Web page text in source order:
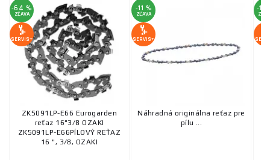
-64 %
ZĽAVA
SERVIS+
ZK5091LP-E66 Eurogarden
reťaz 16"3/8 OZAKI
ZK5091LP-E66PÍLOVÝ REŤAZ
16 ", 3/8, OZAKI
-11 %
ZĽAVA
SERVIS+
Náhradná originálna reťaz pre
pílu ...
-18